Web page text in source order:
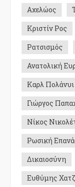
Αχελώος
Κριστίν Ρος
Ρατσισμός
Ανατολική
Καρλ Πολάνυι
Γιώργος
Νίκος
Ρωσική
Δικαιοσύνη
Ευθύμης